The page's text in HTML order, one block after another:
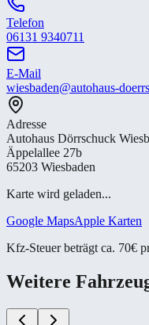
Telefon
06131 9340711
E-Mail
wiesbaden@autohaus-
Adresse
Autohaus Dörrschuck
Äppelallee 27b
65203 Wiesbaden
Karte wird geladen...
Google MapsApple Karten
Kfz-Steuer beträgt ca. 70€
Weitere